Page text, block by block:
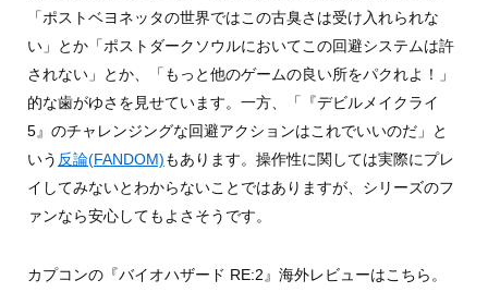
「ポストベヨネッタの世界ではこの古臭さは受け入れられな
い」とか「ポストダークソウルにおいてこの回避システムは許
されない」とか、「もっと他のゲームの良い所をパクれよ！」
的な歯がゆさを見せています。一方、「『デビルメイクライ
5』のチャレンジングな回避アクションはこれでいいのだ」と
いう 反論(FANDOM)もあります。操作性に関しては実際にプレ
イしてみないとわからないことではありますが、シリーズのフ
ァンなら安心してもよさそうです。
カプコンの『バイオハザード RE:2』海外レビューはこちら。